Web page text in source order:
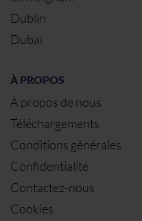
Dublin
Dubaï
À PROPOS
À propos de nous
Téléchargements
Conditions générales
Confidentialité
Contactez-nous
Cookies